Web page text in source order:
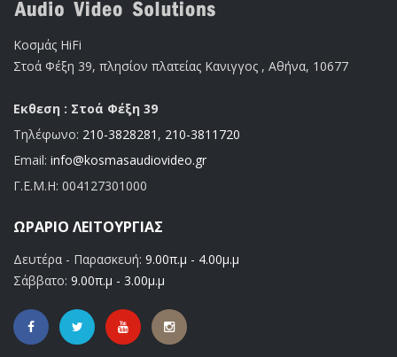
Κοσμάς HiFi
Στοά Φέξη 39, πλησίον πλατείας Κανιγγος , Αθήνα, 10677
Εκθεση : Στοά Φέξη 39
Τηλέφωνο: 210-3828281 , 210-3811720
Email: info@kosmasaudiovideo.gr
Γ.Ε.Μ.Η: 004127301000
ΩΡΆΡΙΟ ΛΕΙΤΟΥΡΓΊΑΣ
Δευτέρα - Παρασκευή: 9.00π.μ - 4.00μ.μ
Σάββατο: 9.00π.μ - 3.00μ.μ